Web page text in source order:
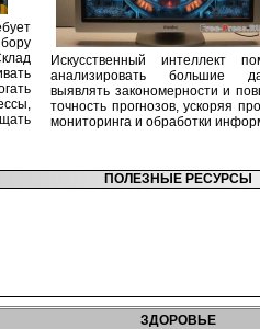
Искусственный интеллект
анализировать большие
выявлять закономерности и
точность прогнозов, ускоряя
мониторинга и обработки
ПОЛЕЗНЫЕ РЕСУРСЫ
ЗДОРОВЬЕ